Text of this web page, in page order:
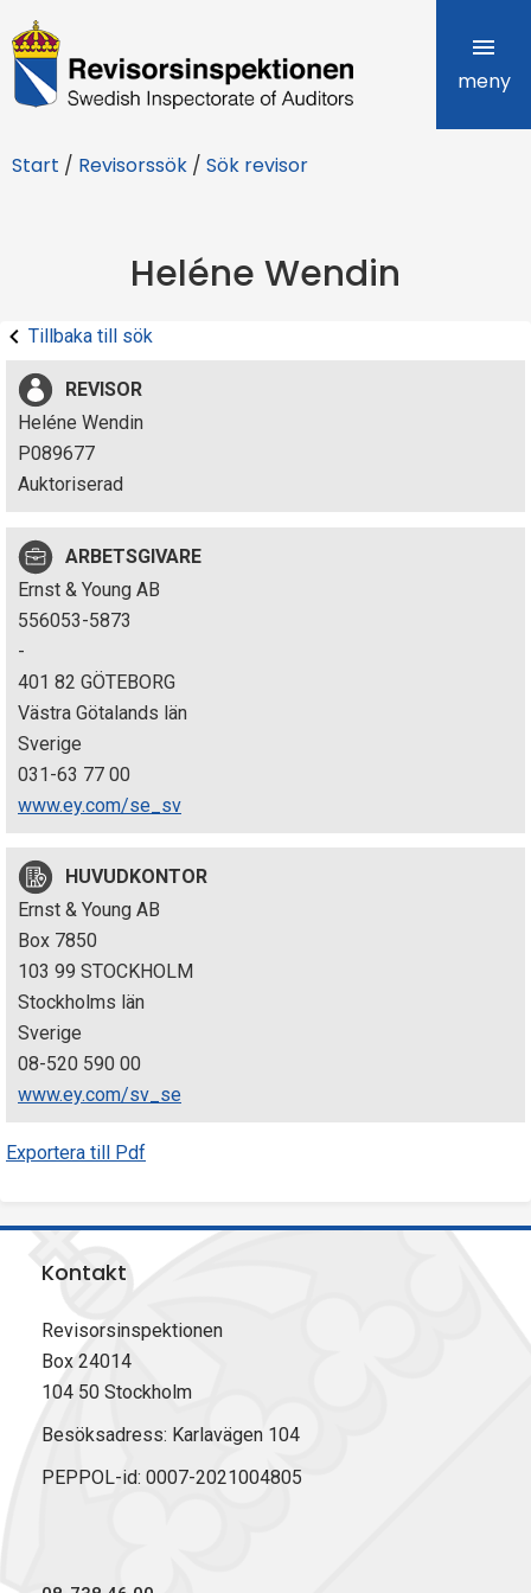
R
e
i
r
s
i
n
p
e
k
t
i
o
n
e
n
meny
Start / Revisorssök / Sök revisor
Heléne Wendin
Tillbaka till sök
REVISOR
Heléne Wendin
P089677
Auktoriserad
ARBETSGIVARE
Ernst & Young AB
556053-5873
-
401 82 GÖTEBORG
Västra Götalands län
Sverige
031-63 77 00
www.ey.com/se_sv
HUVUDKONTOR
Ernst & Young AB
Box 7850
103 99 STOCKHOLM
Stockholms län
Sverige
08-520 590 00
www.ey.com/sv_se
Exportera till Pdf
Kontakt
Revisorsinspektionen
Box 24014
104 50 Stockholm
Besöksadress: Karlavägen 104
PEPPOL-id: 0007-2021004805